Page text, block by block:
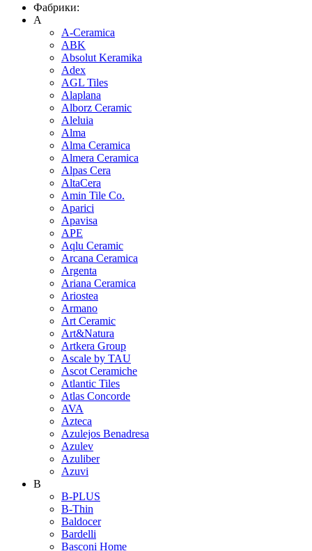
Фабрики:
A
A-Ceramica
ABK
Absolut Keramika
Adex
AGL Tiles
Alaplana
Alborz Ceramic
Aleluia
Alma
Alma Ceramica
Almera Ceramica
Alpas Cera
AltaCera
Amin Tile Co.
Aparici
Apavisa
APE
Aqlu Ceramic
Arcana Ceramica
Argenta
Ariana Ceramica
Ariostea
Armano
Art Ceramic
Art&Natura
Artkera Group
Ascale by TAU
Ascot Ceramiche
Atlantic Tiles
Atlas Concorde
AVA
Azteca
Azulejos Benadresa
Azulev
Azuliber
Azuvi
B
B-PLUS
B-Thin
Baldocer
Bardelli
Basconi Home